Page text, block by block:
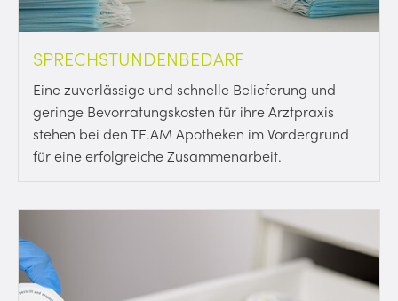
SPRECHSTUNDENBEDARF
Eine zuverlässige und schnelle Belieferung und
geringe Bevorratungskosten für ihre Arztpraxis
stehen bei den TE.AM Apotheken im Vordergrund
für eine erfolgreiche Zusammenarbeit.